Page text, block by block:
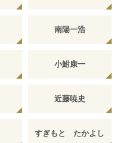
南陽一浩
小鮒康一
近藤暁史
すぎもと たかよし